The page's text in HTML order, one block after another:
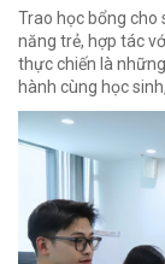
Trao học bổng cho
năng trẻ, hợp tác
thực chiến là
hành cùng học